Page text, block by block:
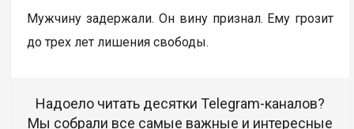
Мужчину задержали. Он вину признал. Ему грозит
до трех лет лишения свободы.
Надоело читать десятки Telegram-каналов?
Мы собрали все самые важные и интересные